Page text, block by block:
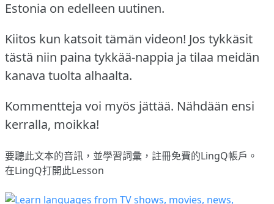
Estonia on edelleen uutinen.
Kiitos kun katsoit tämän videon! Jos tykkäsit
tästä niin paina tykkää-nappia ja tilaa meidän
kanava tuolta alhaalta.
Kommentteja voi myös jättää. Nähdään ensi
kerralla, moikka!
要聽此文本的音訊，並學習詞彙， 註冊免費的LingQ帳戶。
在LingQ打開此Lesson